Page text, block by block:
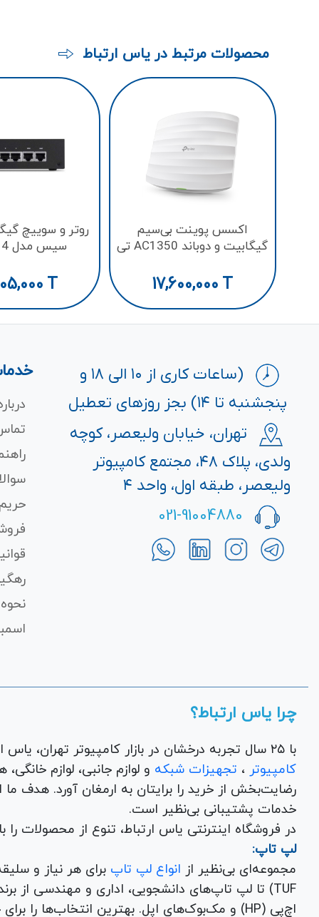
محصولات مرتبط در یاس ارتباط
اکسس پوینت بی‌سیم
گیگابیت و دوباند AC1350 تی‌
17,600,000 T
روتر و سوییچ
سیس مدل LRT214
T
(ساعات کاری از ۱۰ الی ۱۸ و
پنجشنبه تا ۱۴) بجز روزهای تعطیل
تهران، خیابان ولیعصر، کوچه
ولدی، پلاک ۴۸، مجتمع کامپیوتر
ولیعصر، طبقه اول، واحد ۴
021-91004880
چرا یاس ارتباط؟
با ۲۵ سال تجربه درخشان در بازار کامپیوتر تهران، یاس ارتباط به عنوان یک فروشگاه اینترنتی کالای دیجیتال،
کامپیوتر ، تجهیزات شبکه
رضایت‌بخش از خرید را برایتان به ارمغان آورد. هدف
خدمات پشتیبانی بی‌نظیر است.
در فروشگاه اینترنتی یاس ارتباط، تنوع از محصولات
لپ تاپ:
مجموعه‌ای بی‌نظیر از انواع لپ تاپ
اچ‌پی (HP) و مک‌بوک‌های اپل. بهترین انتخاب‌ها را برای خرید لپ تاپ نو با گارانتی معتبر در یاس ارتباط بیابید.